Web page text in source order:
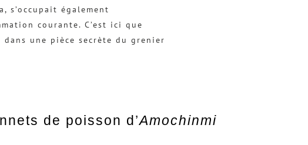
s’occupait également
courante. C’est ici que
dans une pièce secrète du grenier
de poisson d’Amochinmi